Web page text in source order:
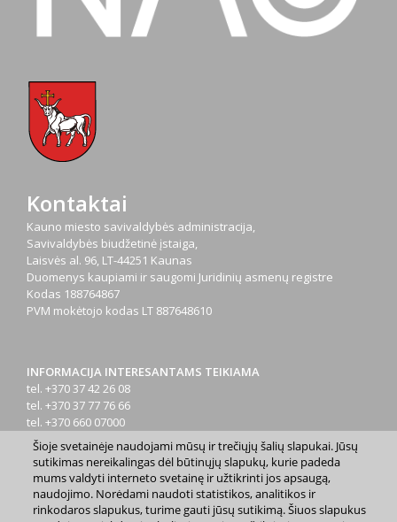
Kontaktai
Kauno miesto savivaldybės administracija,
Savivaldybės biudžetinė įstaiga,
Laisvės al. 96, LT-44251 Kaunas
Duomenys kaupiami ir saugomi Juridinių asmenų registre
Kodas 188764867
PVM mokėtojo kodas LT 887648610
INFORMACIJA INTERESANTAMS TEIKIAMA
tel. +370 37 42 26 08
tel. +370 37 77 76 66
tel. +370 660 07000
el. p.
info@kaunas.lt
Šioje svetainėje naudojami mūsų ir trečiųjų šalių slapukai. Jūsų
sutikimas nereikalingas dėl būtinųjų slapukų, kurie padeda
mums valdyti interneto svetainę ir užtikrinti jos apsaugą,
naudojimo. Norėdami naudoti statistikos, analitikos ir
rinkodaros slapukus, turime gauti jūsų sutikimą. Šiuos slapukus